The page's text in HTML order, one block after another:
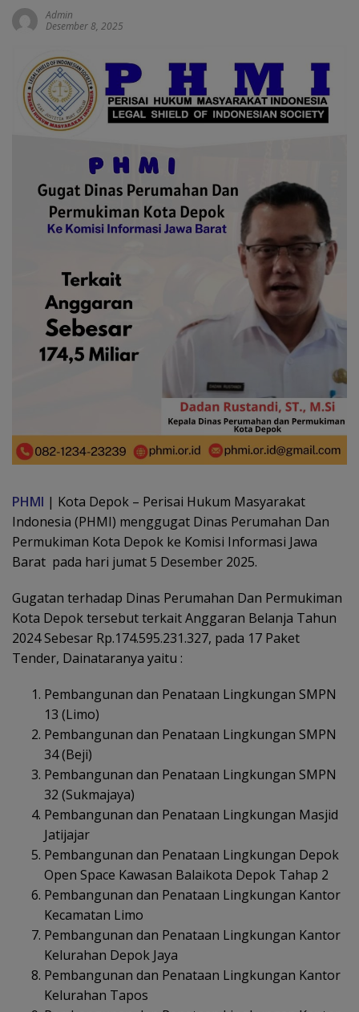
Admin
Desember 8, 2025
PHMI | Kota Depok – Perisai Hukum Masyarakat
Indonesia (PHMI) menggugat Dinas Perumahan Dan
Permukiman Kota Depok ke Komisi Informasi Jawa
Barat pada hari jumat 5 Desember 2025.
Gugatan terhadap Dinas Perumahan Dan Permukiman
Kota Depok tersebut terkait Anggaran Belanja Tahun
2024 Sebesar Rp.174.595.231.327, pada 17 Paket
Tender, Dainataranya yaitu :
Pembangunan dan Penataan Lingkungan SMPN
13 (Limo)
Pembangunan dan Penataan Lingkungan SMPN
34 (Beji)
Pembangunan dan Penataan Lingkungan SMPN
32 (Sukmajaya)
Pembangunan dan Penataan Lingkungan Masjid
Jatijajar
Pembangunan dan Penataan Lingkungan Depok
Open Space Kawasan Balaikota Depok Tahap 2
Pembangunan dan Penataan Lingkungan Kantor
Kecamatan Limo
Pembangunan dan Penataan Lingkungan Kantor
Kelurahan Depok Jaya
Pembangunan dan Penataan Lingkungan Kantor
Kelurahan Tapos